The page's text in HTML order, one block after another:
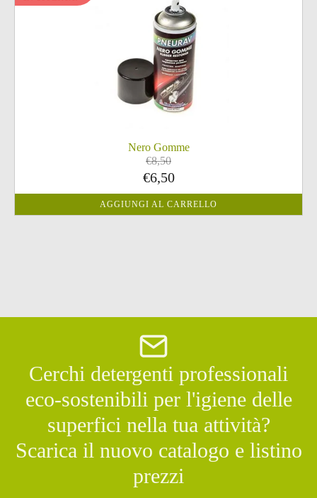
Nero Gomme
€8,50
Il
prezzo
originale
€6,50Il
prezzo
attuale
AGGIUNGI AL CARRELLO
Cerchi detergenti professionali
eco-sostenibili per l'igiene delle
superfici nella tua attività?
Scarica il nuovo catalogo e listino
prezzi